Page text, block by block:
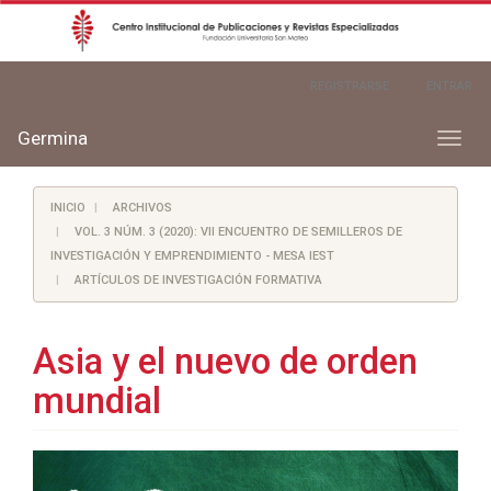
principal
Barra
lateral
Toggle
Germina
INICIO
ARCHIVOS
VOL. 3 NÚM. 3 (2020): VII ENCUENTRO DE SEMILLEROS DE
INVESTIGACIÓN Y EMPRENDIMIENTO - MESA IEST
ARTÍCULOS DE INVESTIGACIÓN FORMATIVA
Asia y el nuevo de orden
mundial